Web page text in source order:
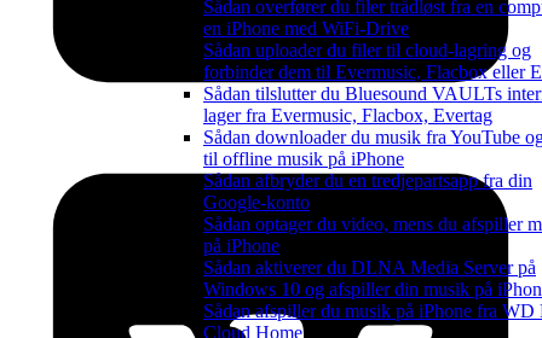
Sådan overfører du filer trådløst fra en
en iPhone med WiFi-Drive
Sådan uploader du filer til cloud-lagring og
forbinder dem til Evermusic, Flacbox eller
Sådan tilslutter du Bluesound VAULTs
lager fra Evermusic, Flacbox, Evertag
Sådan downloader du musik fra YouTube
til offline musik på iPhone
Sådan afbryder du en tredjepartsapp fra din
Google-konto
Sådan optager du video, mens du afspiller
på iPhone
Sådan aktiverer du DLNA Media Server på
Windows 10 og afspiller din musik på
Sådan afspiller du musik på iPhone fra WD
Cloud Home